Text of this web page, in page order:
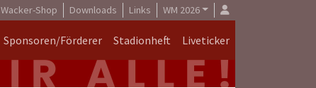
Wacker-Shop Downloads Links WM 2026
Sponsoren/Förderer Stadionheft Liveticker